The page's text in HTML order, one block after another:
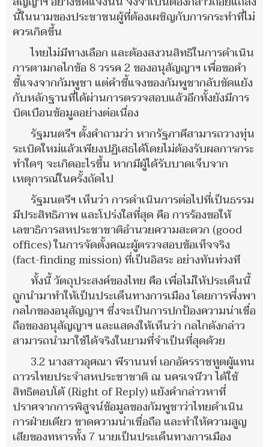
นี้ในนามของประชาชนผู้ที่ต้องเผชิญกับการกระทำที่ไม่
ควรเกิดขึ้น
ไทยไม่มีทางเลือก และต้องสงวนสิทธิในการดำเนิน
การตามกลไกข้อ 8 วรรค 2 ของอนุสัญญาฯ เพื่อขอคำ
ชี้แจงจากกัมพูชา แต่คำชี้แจงของกัมพูชากลับขัดแย้ง
กับหลักฐานที่ได้ผ่านการตรวจสอบแล้วอีกทั้งยังมีการ
บิดเบือนข้อมูลอย่างต่อเนื่อง
รัฐมนตรีฯ ตั้งคำถามว่า หากรัฐภาคีสามารถวางทุ่น
ระเบิดใหม่แล้วเพียงปฏิเสธได้โดยไม่ต้องรับผลการกระ
ทำใดๆ จะเกิดอะไรขึ้น หากมีผู้ได้รับบาดเจ็บจาก
เหตุการณ์ในครั้งถัดไป
รัฐมนตรีฯ เห็นว่า การดำเนินการต่อไปที่เป็นธรรม
มีประสิทธิภาพ และโปร่งใสที่สุด คือ การร้องขอให้
เลขาธิการสหประชาชาติอำนวยความสะดวก (good
offices) ในการจัดตั้งคณะผู้ตรวจสอบข้อเท็จจริง
(fact-finding mission) ที่เป็นอิสระ อย่างทันท่วงที
ทั้งนี้ วัตถุประสงค์ของไทย คือ เพื่อไม่ให้ประเด็นนี้
ถูกนำมาทำให้เป็นประเด็นทางการเมือง โดยการพึ่งพา
กลไกของอนุสัญญาฯ ซึ่งจะเป็นการปกป้องความน่าเชื่อ
ถือของอนุสัญญาฯ และแสดงให้เห็นว่า กลไกดังกล่าว
สามารถนำมาใช้ได้จริงในยามที่จำเป็นที่สุดด้วย
3.2 นางสาวอุศณา พีรานนท์ เอกอัครราชทูตผู้แทน
ถาวรไทยประจำสหประชาชาติ ณ นครเจนีวา ได้ใช้
สิทธิตอบโต้ (Right of Reply) แย้งคำกล่าวหาที่
ปราศจากการพิสูจน์ข้อมูลของกัมพูชาว่าไทยดำเนิน
การฝ่ายเดียว ขาดความน่าเชื่อถือ และทำให้ความสูญ
เสียของทหารทั้ง 7 นายเป็นประเด็นทางการเมือง